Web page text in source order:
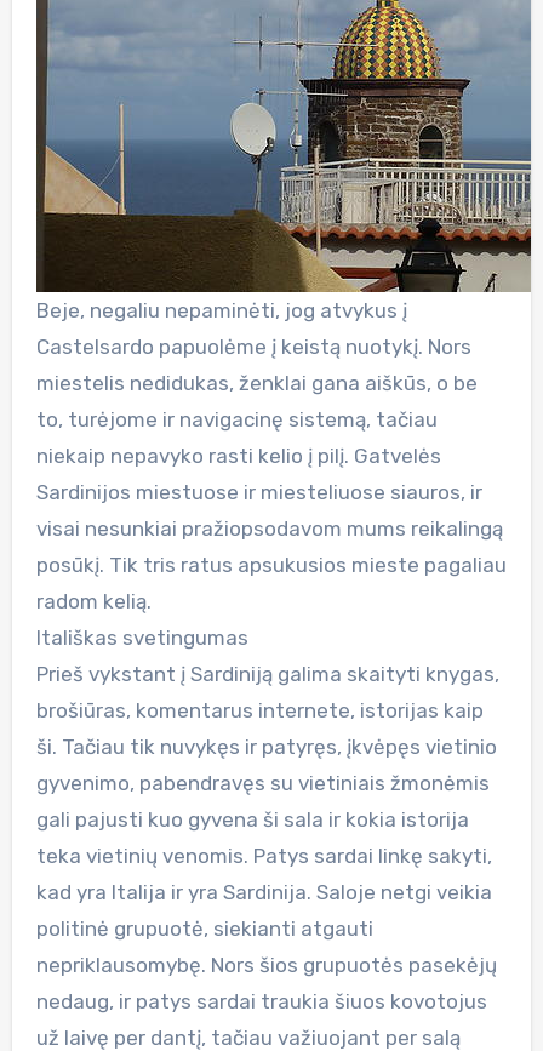
Beje, negaliu nepaminėti, jog atvykus į
Castelsardo papuolėme į keistą nuotykį. Nors
miestelis nedidukas, ženklai gana aiškūs, o be
to, turėjome ir navigacinę sistemą, tačiau
niekaip nepavyko rasti kelio į pilį. Gatvelės
Sardinijos miestuose ir miesteliuose siauros, ir
visai nesunkiai pražiopsodavom mums reikalingą
posūkį. Tik tris ratus apsukusios mieste pagaliau
radom kelią.
Itališkas svetingumas
Prieš vykstant į Sardiniją galima skaityti knygas,
brošiūras, komentarus internete, istorijas kaip
ši. Tačiau tik nuvykęs ir patyręs, įkvėpęs vietinio
gyvenimo, pabendravęs su vietiniais žmonėmis
gali pajusti kuo gyvena ši sala ir kokia istorija
teka vietinių venomis. Patys sardai linkę sakyti,
kad yra Italija ir yra Sardinija. Saloje netgi veikia
politinė grupuotė, siekianti atgauti
nepriklausomybę. Nors šios grupuotės pasekėjų
nedaug, ir patys sardai traukia šiuos kovotojus
už laivę per dantį, tačiau važiuojant per salą